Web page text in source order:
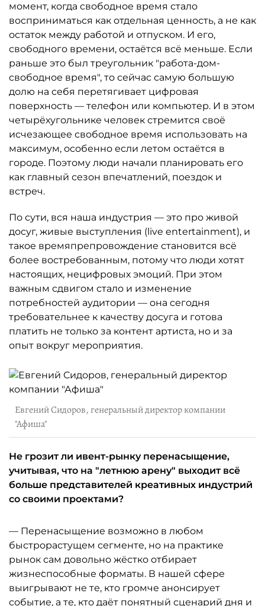
момент, когда свободное время стало
восприниматься как отдельная ценность, а не как
остаток между работой и отпуском. И его,
свободного времени, остаётся всё меньше. Если
раньше это был треугольник "работа-дом-
свободное время", то сейчас самую большую
долю на себя перетягивает цифровая
поверхность — телефон или компьютер. И в этом
четырёхугольнике человек стремится своё
исчезающее свободное время использовать на
максимум, особенно если летом остаётся в
городе. Поэтому люди начали планировать его
как главный сезон впечатлений, поездок и
встреч.
По сути, вся наша индустрия — это про живой
досуг, живые выступления (live entertainment), и
такое времяпрепровождение становится всё
более востребованным, потому что люди хотят
настоящих, нецифровых эмоций. При этом
важным сдвигом стало и изменение
потребностей аудитории — она сегодня
требовательнее к качеству досуга и готова
платить не только за контент артиста, но и за
опыт вокруг мероприятия.
Евгений Сидоров, генеральный директор компании
"Афиша"
Не грозит ли ивент-рынку перенасыщение,
учитывая, что на "летнюю арену" выходит всё
больше представителей креативных индустрий
со своими проектами?
— Перенасыщение возможно в любом
быстрорастущем сегменте, но на практике
рынок сам довольно жёстко отбирает
жизнеспособные форматы. В нашей сфере
выигрывают не те, кто громче анонсирует
событие, а те, кто даёт понятный сценарий дня и